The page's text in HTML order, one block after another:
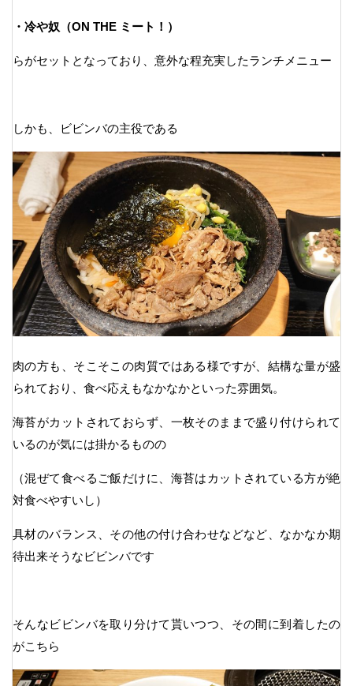
・冷や奴（ON THE ミート！）
らがセットとなっており、意外な程充実したランチメニュー
しかも、ビビンバの主役である
肉の方も、そこそこの肉質ではある様ですが、結構な量が盛
られており、食べ応えもなかなかといった雰囲気。
海苔がカットされておらず、一枚そのままで盛り付けられて
いるのが気には掛かるものの
（混ぜて食べるご飯だけに、海苔はカットされている方が絶
対食べやすいし）
具材のバランス、その他の付け合わせなどなど、なかなか期
待出来そうなビビンバです
そんなビビンバを取り分けて貰いつつ、その間に到着したの
がこちら